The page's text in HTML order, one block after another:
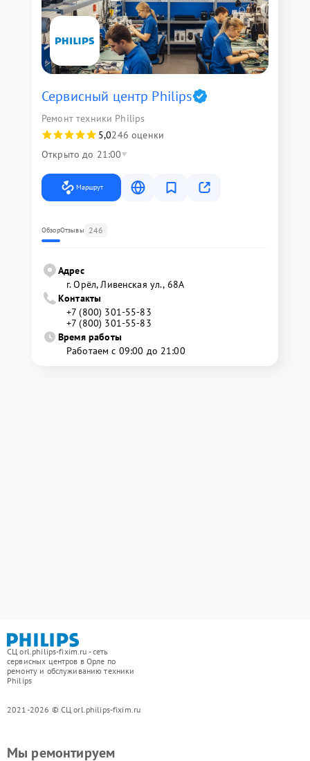
Сервисный центр Philips
Ремонт техники Philips
5,0246 оценки
Открыто до 21:00
Маршрут
ОбзорОтзывы 246
Адрес
г. Орёл, Ливенская ул., 68А
Контакты
+7 (800) 301-55-83
+7 (800) 301-55-83
Время работы
Работаем с 09:00 до 21:00
СЦ orl.philips-fixim.ru - сеть
сервисных центров в Орле по
ремонту и обслуживанию техники
Philips
2021-2026 © СЦ orl.philips-fixim.ru
Мы ремонтируем